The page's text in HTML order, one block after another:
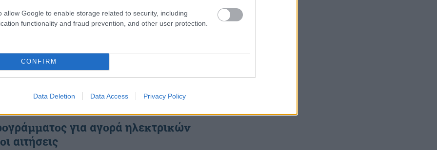
allow Google to enable storage related to security, including
functionality and fraud prevention, and other user protection.
CONFIRM
Data Deletion Data Access Privacy Policy
Αρχές Ιουνίου ανοίγει η πλατφόρμα
της επιδότησης για νέες ηλεκτρικές
Νέες πληροφορίες για την επιδότηση
αντικατάστασης ηλεκτρικών συσκευών...
για αγορά ηλεκτρικών
αιτήσεις